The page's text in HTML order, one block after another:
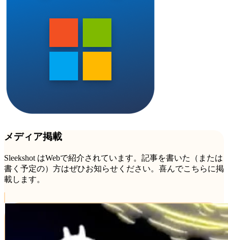
メディア掲載
Sleekshot はWebで紹介されています。記事を書いた（または
書く予定の）方はぜひお知らせください。喜んでこちらに掲
載します。